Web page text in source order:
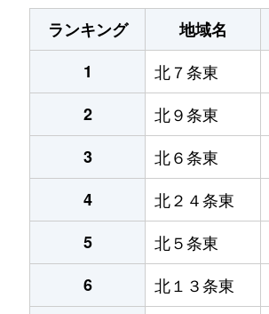
ランキング
地域名
1
北７条東
2
北９条東
3
北６条東
4
北２４条東
5
北５条東
6
北１３条東